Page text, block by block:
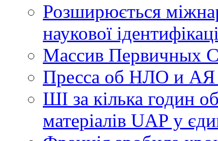
Розширюється
наукової
Массив Первичных
Пресса об НЛО и
ШІ за кілька годин
матеріалів UAP у